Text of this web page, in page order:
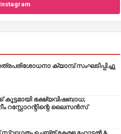
Instagram
ക്യാമ്പ് സംഘടിപ്പിച്ചു
കൂട്ടമായി ഭക്ഷ്യവിഷബാധ;
റസ്റ്റോറന്റിന്റെ ലൈസൻസ്